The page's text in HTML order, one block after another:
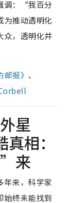
调：“我百分
为推动透明化
众，透明化并
邮报》 、
星
相：
来
年来，科学家
始终未能找到